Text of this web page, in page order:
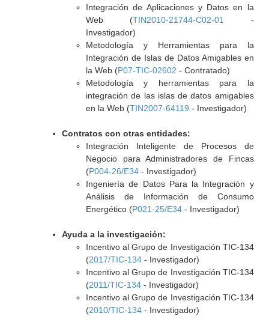
Integración de Aplicaciones y Datos en la
Web (TIN2010-21744-C02-01
-
Investigador)
Metodología y Herramientas para la
Integración de Islas de Datos Amigables en
la Web (P07-TIC-02602 - Contratado)
Metodología y herramientas para la
integración de las islas de datos amigables
en la Web (TIN2007-64119 - Investigador)
Contratos con otras entidades:
Integración Inteligente de Procesos de
Negocio para Administradores de Fincas
(P004-26/E34- Investigador)
Ingeniería de Datos Para la Integración y
Análisis de Información de Consumo
Energético (P021-25/E34- Investigador)
Ayuda a la investigación:
Incentivo al Grupo de Investigación TIC-134
(2017/TIC-134- Investigador)
Incentivo al Grupo de Investigación TIC-134
(2011/TIC-134- Investigador)
Incentivo al Grupo de Investigación TIC-134
(2010/TIC-134- Investigador)